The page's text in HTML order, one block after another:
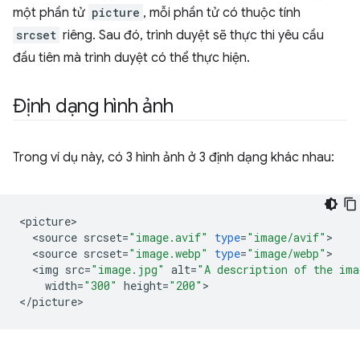
một phần tử picture , mỗi phần tử có thuộc tính
srcset riêng. Sau đó, trình duyệt sẽ thực thi yêu cầu
đầu tiên mà trình duyệt có thể thực hiện.
Định dạng hình ảnh
Trong ví dụ này, có 3 hình ảnh ở 3 định dạng khác nhau:
<picture
<source srcset="image.avif" type="image/avif"
<source srcset="image.webp" type="image/webp"
<img src="image.jpg" alt="A description of the
width="300" height="200" >
</picture